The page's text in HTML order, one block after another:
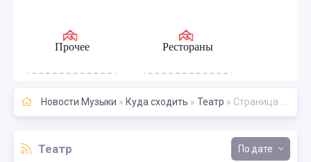
Прочее Рестораны
Новости Музыки » Куда сходить » Театр » Страница 69
Театр дате